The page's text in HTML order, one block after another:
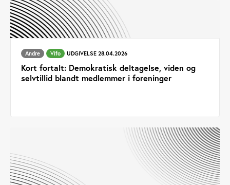
Andre Vifo UDGIVELSE 28.04.2026
Kort fortalt: Demokratisk deltagelse, viden og
selvtillid blandt medlemmer i foreninger